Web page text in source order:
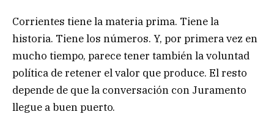
Corrientes tiene la materia prima. Tiene la
historia. Tiene los números. Y, por primera vez en
mucho tiempo, parece tener también la voluntad
política de retener el valor que produce. El resto
depende de que la conversación con Juramento
llegue a buen puerto.